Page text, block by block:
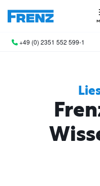
+49 (0) 2351 552 599-1